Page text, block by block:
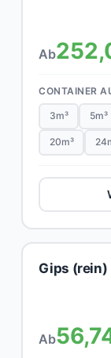
Ab
CONTAINER
3m³ 5m³
20m³
Gips (rein)
Ab